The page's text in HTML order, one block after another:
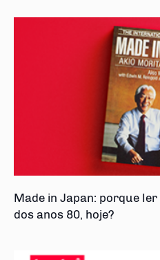
Made in Japan: porque
dos anos 80, hoje?